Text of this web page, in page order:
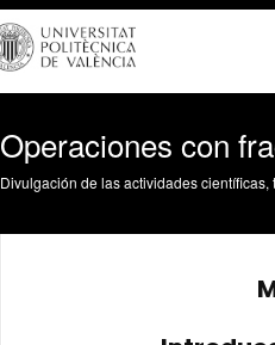
Operaciones con
Divulgación de las actividades